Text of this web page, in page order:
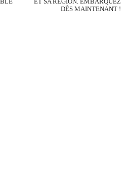
DÈS MAINTENANT !